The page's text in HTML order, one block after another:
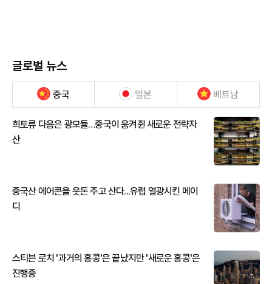
글로벌 뉴스
중국 일본 베트남
희토류 다음은 광모듈…중국이 움켜쥔 새로운 전략자
산
중국산 에어콘을 웃돈 주고 산다...유럽 열광시킨 메이
디
스티븐 로치 '과거의 홍콩'은 끝났지만 '새로운 홍콩'은
진행중